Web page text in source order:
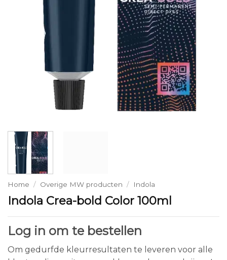
Home / Overige MW producten / Indola
Indola Crea-bold Color 100ml
Log in om te bestellen
Om gedurfde kleurresultaten te leveren voor alle